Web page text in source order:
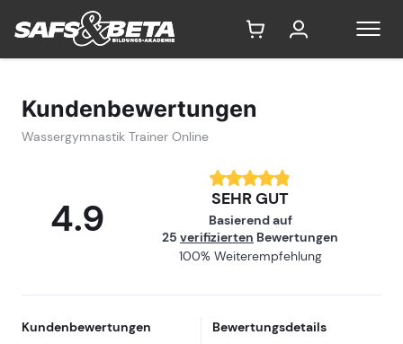
Kundenbewertungen
Wassergymnastik Trainer Online
4.9 SEHR GUT
Basierend auf
25 verifizierten Bewertungen
100% Weiterempfehlung
Kundenbewertungen Bewertungsdetails